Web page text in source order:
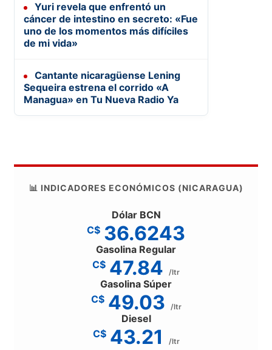
Yuri revela que enfrentó un
cáncer de intestino en secreto: «Fue
uno de los momentos más difíciles
de mi vida»
Cantante nicaragüense Lening
Sequeira estrena el corrido «A
Managua» en Tu Nueva Radio Ya
📊 INDICADORES ECONÓMICOS (NICARAGUA)
Dólar BCN
C$ 36.6243
Gasolina Regular
C$ 47.84 /ltr
Gasolina Súper
C$ 49.03 /ltr
Diesel
C$ 43.21 /ltr